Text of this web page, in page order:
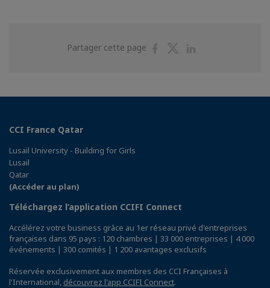
Partager cette page
PartagerPartager
CCI France Qatar
Lusail University - Building for Girls
Lusail
Qatar
(Accéder au plan)
Téléchargez l’application CCIFI Connect
Accélérez votre business grâce au 1er réseau privé d'entreprises
françaises dans 95 pays : 120 chambres | 33 000 entreprises | 4 000
événements | 300 comités | 1 200 avantages exclusifs
Réservée exclusivement aux membres des CCI Françaises à
l'International, découvrez l'app CCIFI Connect.